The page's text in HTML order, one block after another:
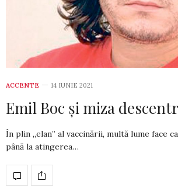
ACCENTE 14 IUNIE 2021
Emil Boc și miza
În plin „elan” al vaccinării, multă lume face
până la atingerea…